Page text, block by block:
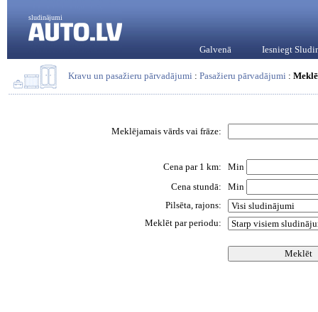
sludinājumi
Galvenā Iesniegt
Kravu un pasažieru pārvadājumi : Pasažieru pārvadājumi :
Meklējamais vārds vai frāze:
Cena par 1 km:
Min
Cena stundā:
Min
Pilsēta, rajons:
Meklēt par periodu: